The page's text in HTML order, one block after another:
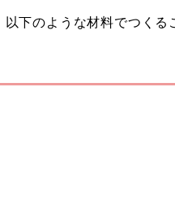
下のような材料でつくる